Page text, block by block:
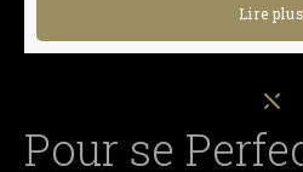
Lire plus
Pour se